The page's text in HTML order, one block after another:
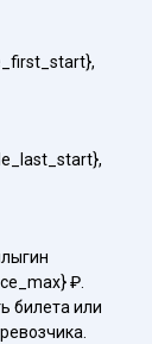
₽.
билета или